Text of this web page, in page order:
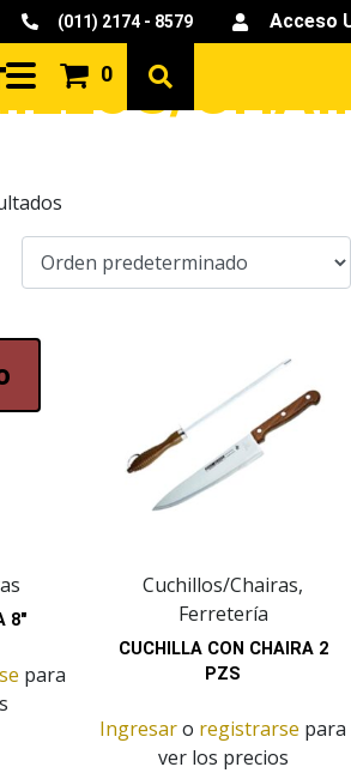
(011) 2174 - 8579 Acceso
0
8″
para
Cuchillos/Chairas,
Ferretería
CUCHILLA CON CHAIRA 2
PZS
Ingresaro registrarse para
ver los precios